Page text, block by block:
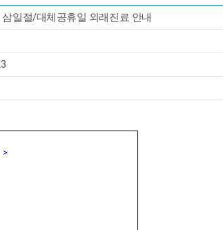
일절/대체공휴일 외래진료 안내